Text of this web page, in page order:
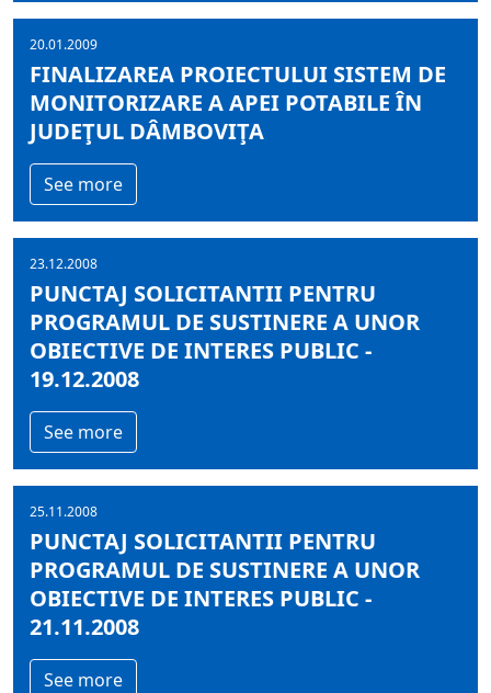
20.01.2009
FINALIZAREA PROIECTULUI SISTEM DE
MONITORIZARE A APEI POTABILE ÎN
JUDEŢUL DÂMBOVIŢA
See more
23.12.2008
PUNCTAJ SOLICITANTII PENTRU
PROGRAMUL DE SUSTINERE A UNOR
OBIECTIVE DE INTERES PUBLIC -
19.12.2008
See more
25.11.2008
PUNCTAJ SOLICITANTII PENTRU
PROGRAMUL DE SUSTINERE A UNOR
OBIECTIVE DE INTERES PUBLIC -
21.11.2008
See more